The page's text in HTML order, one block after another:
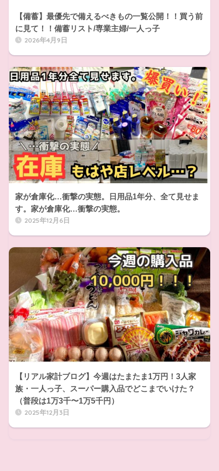
【備蓄】最優先で備えるべきもの一覧公開！！買う前
に見て！！備蓄リスト/専業主婦/一人っ子
2026年4月9日
家が倉庫化…衝撃の実態。日用品1年分、全て見せま
す。家が倉庫化…衝撃の実態。
2025年12月6日
【リアル家計ブログ】今週はたまたま1万円！3人家
族・一人っ子、スーパー購入品でどこまでいけた？
（普段は1万3千〜1万5千円）
2025年12月3日